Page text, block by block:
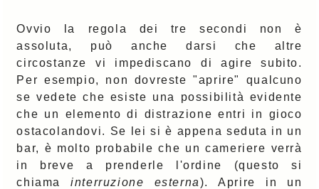
Ovvio la regola dei tre secondi non è
assoluta, può anche darsi che altre
circostanze vi impediscano di agire subito.
Per esempio, non dovreste "aprire" qualcuno
se vedete che esiste una possibilità evidente
che un elemento di distrazione entri in gioco
ostacolandovi. Se lei si è appena seduta in un
bar, è molto probabile che un cameriere verrà
in breve a prenderle l'ordine (questo si
chiamainterruzione esterna). Aprire in un